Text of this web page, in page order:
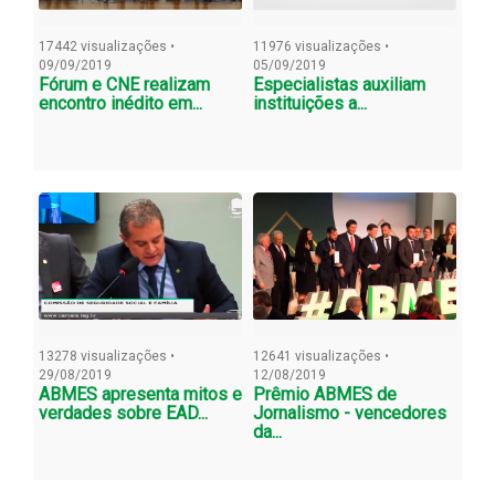
17442 visualizações •
09/09/2019
Fórum e CNE realizam
encontro inédito em...
11976 visualizações •
05/09/2019
Especialistas auxiliam
instituições a...
13278 visualizações •
29/08/2019
ABMES apresenta mitos e
verdades sobre EAD...
12641 visualizações •
12/08/2019
Prêmio ABMES de
Jornalismo - vencedores
da...